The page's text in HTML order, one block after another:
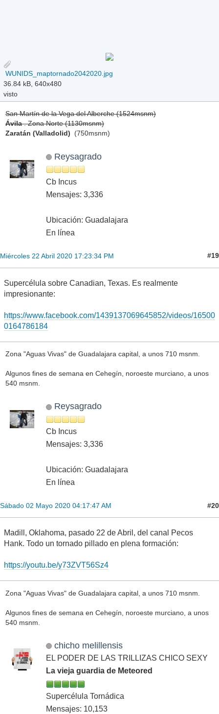
WUNIDS_maptornado2042020.jpg
36.84 kB, 640x480
visto
San Martín de la Vega del Alberche (1524msnm)
Ávila. Zona Norte (1130msnm)
Zaratán (Valladolid) (750msnm)
Reysagrado
Cb Incus
Mensajes: 3,336
Ubicación: Guadalajara
En línea
Miércoles 22 Abril 2020 17:23:34 PM #19
Supercélula sobre Canadian, Texas. Es realmente
impresionante:
https://www.facebook.com/1439137069645852/videos/16500
0164786184
Zona "Aguas Vivas" de Guadalajara capital, a unos 710 msnm.
Algunos fines de semana en Cehegín, noroeste murciano, a unos
540 msnm.
Reysagrado
Cb Incus
Mensajes: 3,336
Ubicación: Guadalajara
En línea
Sábado 02 Mayo 2020 04:17:47 AM #20
Madill, Oklahoma, pasado 22 de Abril, del canal Pecos
Hank. Todo un tornado pillado en plena formación:
https://youtu.be/y73ZVT56Sz4
Zona "Aguas Vivas" de Guadalajara capital, a unos 710 msnm.
Algunos fines de semana en Cehegín, noroeste murciano, a unos
540 msnm.
chicho melillensis
EL PODER DE LAS TRILLIZAS CHICO SEXY
La vieja guardia de Meteored
Supercélula Tornádica
Mensajes: 10,153